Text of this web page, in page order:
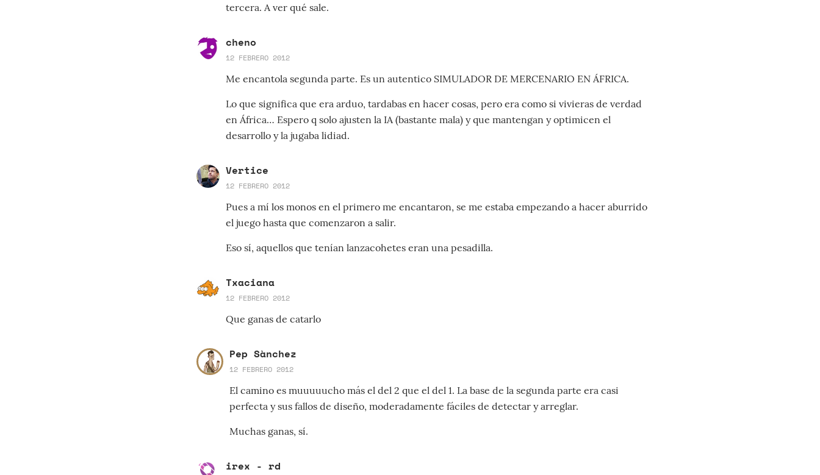
tercera. A ver qué sale.
cheno
12 FEBRERO 2012
Me encantola segunda parte. Es un autentico SIMULADOR DE MERCENARIO EN ÁFRICA.
Lo que significa que era arduo, tardabas en hacer cosas, pero era como si vivieras de verdad
en África… Espero q solo ajusten la IA (bastante mala) y que mantengan y optimicen el
desarrollo y la jugaba lidiad.
Vertice
12 FEBRERO 2012
Pues a mí los monos en el primero me encantaron, se me estaba empezando a hacer aburrido
el juego hasta que comenzaron a salir.
Eso sí, aquellos que tenían lanzacohetes eran una pesadilla.
Txaciana
12 FEBRERO 2012
Que ganas de catarlo
Pep Sànchez
12 FEBRERO 2012
El camino es muuuuucho más el del 2 que el del 1. La base de la segunda parte era casi
perfecta y sus fallos de diseño, moderadamente fáciles de detectar y arreglar.
Muchas ganas, sí.
irex - rd